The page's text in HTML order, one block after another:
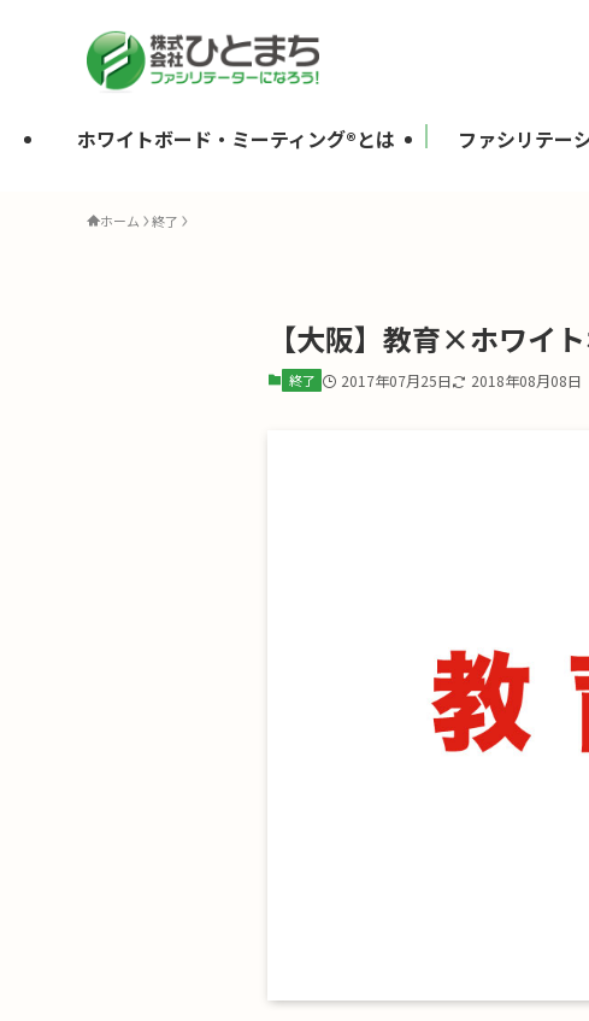
ホワイトボード・ミーティング®とは ファシリテー
ホーム 終了
【大阪】教育×ホワイ
終了 2017年07月25日 2018年08月08日